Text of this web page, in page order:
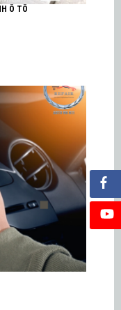
Ô TÔ